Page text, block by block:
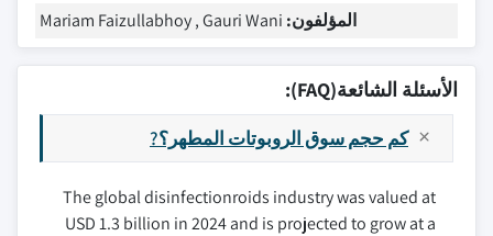
المؤلفون: Mariam Faizullabhoy , Gauri Wani
الأسئلة الشائعة(FAQ):
كم حجم سوق الروبوتات المطهر؟?
The global disinfectionroids industry was valued at
USD 1.3 billion in 2024 and is projected to grow at a